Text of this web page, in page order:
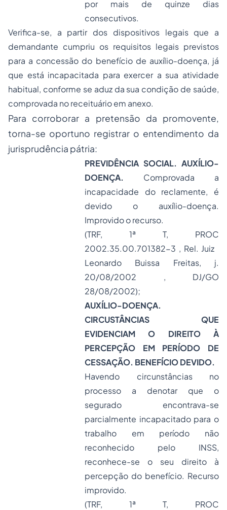
por mais de quinze dias
consecutivos.
Verifica-se, a partir dos dispositivos legais que a
demandante cumpriu os requisitos legais previstos
para a concessão do benefício de auxílio-doença, já
que está incapacitada para exercer a sua atividade
habitual, conforme se aduz da sua condição de saúde,
comprovada no receituário em anexo.
Para corroborar a pretensão da promovente,
torna-se oportuno registrar o entendimento da
jurisprudência pátria:
PREVIDÊNCIA SOCIAL. AUXÍLIO-
DOENÇA. Comprovada a
incapacidade do reclamente, é
devido o auxílio-doença.
Improvido o recurso.
(TRF, 1ª T, PROC
2002.35.00.701382-3 , Rel. Juiz
Leonardo Buissa Freitas, j.
20/08/2002 , DJ/GO
28/08/2002);
AUXÍLIO-DOENÇA.
CIRCUSTÂNCIAS QUE
EVIDENCIAM O DIREITO À
PERCEPÇÃO EM PERÍODO DE
CESSAÇÃO. BENEFÍCIO DEVIDO.
Havendo circunstâncias no
processo a denotar que o
segurado encontrava-se
parcialmente incapacitado para o
trabalho em período não
reconhecido pelo INSS,
reconhece-se o seu direito à
percepção do benefício. Recurso
improvido.
(TRF, 1ª T, PROC